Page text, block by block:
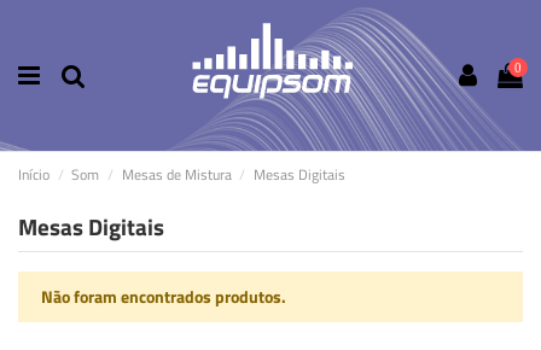
0
Início Som Mesas de Mistura Mesas Digitais
Mesas Digitais
Não foram encontrados produtos.